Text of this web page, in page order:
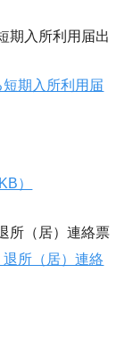
期入所利用届出
期入所利用届
）
所（居）連絡票
所（居）連絡